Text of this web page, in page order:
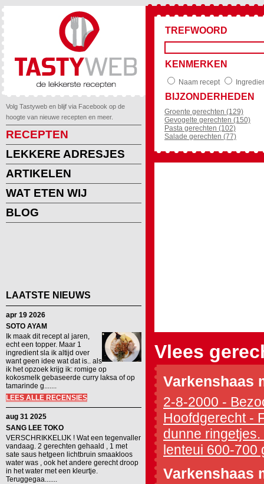
Volg Tastyweb en blijf via Facebook op de
hoogte van nieuwe recepten en meer.
RECEPTEN
LEKKERE ADRESJES
ARTIKELEN
WAT ETEN WIJ
BLOG
LAATSTE NIEUWS
apr 19 2026
SOTO AYAM
Ik maak dit recept al jaren,
echt een topper. Maar 1
ingredient sla ik altijd over
want geen idee wat dat is.. als
ik het opzoek krijg ik: romige op
kokosmelk gebaseerde curry laksa of op
tamarinde g.......
LEES ALLE RECENSIES
aug 31 2025
SANG LEE TOKO
VERSCHRIKKELIJK ! Wat een tegenvaller
vandaag. 2 gerechten gehaald , 1 met
sate saus hetgeen lichtbruin smaakloos
water was , ook het andere gerecht droop
in het water met een kleurtje.
Teruggegaa.......
TREFWOORD
KENMERKEN
Naam recept
BIJZONDERHEDEN
Groente gerechten (129)
Gevogelte gerechten (150)
Pasta gerechten (102)
Salade gerechten (77)
Vlees
Varkenshaas
2-8-2000 -
Hoofdgerecht -
dunne
lenteui 600-700
Varkenshaas